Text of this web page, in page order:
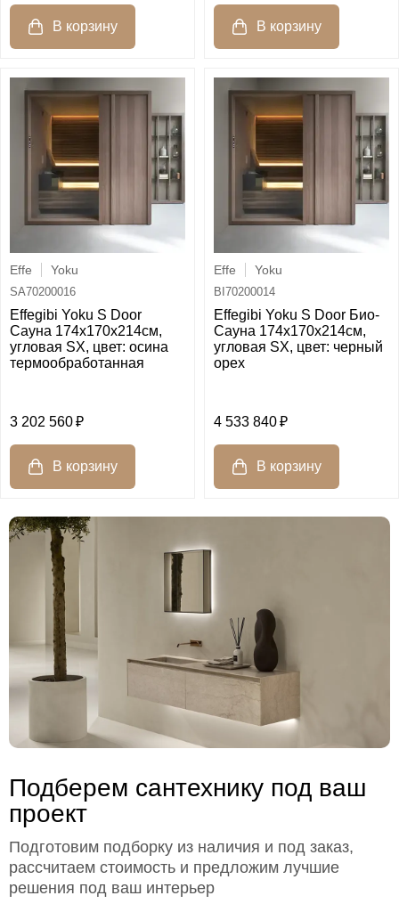
Effe Yoku
SA70200016
Effegibi Yoku S Door
Сауна 174x170х214см,
угловая SX, цвет: осина
термообработанная
3 202 560
Effe Yoku
BI70200014
Effegibi Yoku S Door Био-
Сауна 174x170х214см,
угловая SX, цвет: черный
орех
4 533 840
Подберем сантехнику под ваш
проект
Подготовим подборку из наличия и под заказ,
рассчитаем стоимость и предложим лучшие
решения под ваш интерьер